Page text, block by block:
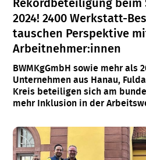
Rekordbeteiligung beim
2024! 2400 Werkstatt-
tauschen Perspektive
Arbeitnehmer:innen
BWMKgGmbH sowie mehr als
Unternehmen aus Hanau,
Kreis beteiligen sich am
mehr Inklusion in der